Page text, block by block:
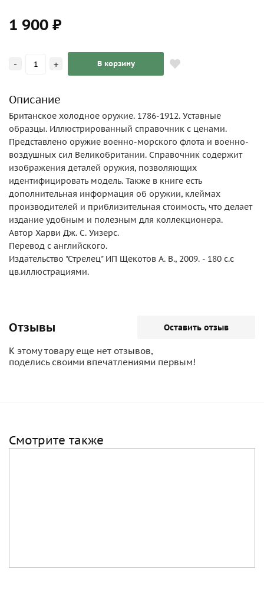
1 900 ₽
- + В корзину
Описание
Британское холодное оружие. 1786-1912. Уставные
образцы. Иллюстрированный справочник с ценами.
Представлено оружие военно-морского флота и военно-
воздушных сил Великобритании. Справочник содержит
изображения деталей оружия, позволяющих
идентифицировать модель. Также в книге есть
дополнительная информация об оружии, клеймах
производителей и приблизительная стоимость, что делает
издание удобным и полезным для коллекционера.
Автор Харви Дж. С. Уизерс.
Перевод с английского.
Издательство "Стрелец" ИП Щекотов А. В., 2009. - 180 с.с
цв.иллюстрациями.
Отзывы Оставить отзыв
К этому товару еще нет отзывов,
поделись своими впечатлениями первым!
Смотрите также